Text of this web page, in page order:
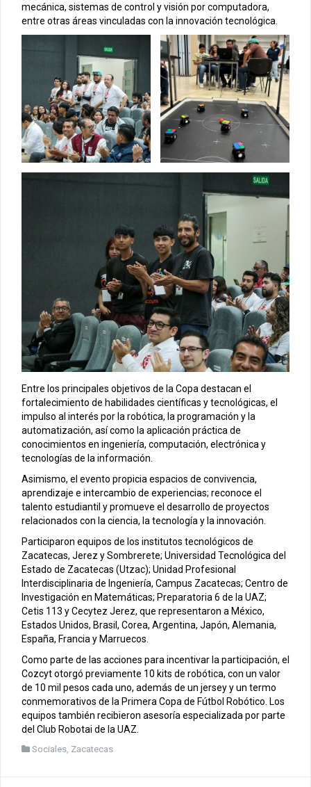
mecánica, sistemas de control y visión por computadora,
entre otras áreas vinculadas con la innovación tecnológica.
Entre los principales objetivos de la Copa destacan el
fortalecimiento de habilidades científicas y tecnológicas, el
impulso al interés por la robótica, la programación y la
automatización, así como la aplicación práctica de
conocimientos en ingeniería, computación, electrónica y
tecnologías de la información.
Asimismo, el evento propicia espacios de convivencia,
aprendizaje e intercambio de experiencias; reconoce el
talento estudiantil y promueve el desarrollo de proyectos
relacionados con la ciencia, la tecnología y la innovación.
Participaron equipos de los institutos tecnológicos de
Zacatecas, Jerez y Sombrerete; Universidad Tecnológica del
Estado de Zacatecas (Utzac); Unidad Profesional
Interdisciplinaria de Ingeniería, Campus Zacatecas; Centro de
Investigación en Matemáticas; Preparatoria 6 de la UAZ;
Cetis 113 y Cecytez Jerez, que representaron a México,
Estados Unidos, Brasil, Corea, Argentina, Japón, Alemania,
España, Francia y Marruecos.
Como parte de las acciones para incentivar la participación, el
Cozcyt otorgó previamente 10 kits de robótica, con un valor
de 10 mil pesos cada uno, además de un jersey y un termo
conmemorativos de la Primera Copa de Fútbol Robótico. Los
equipos también recibieron asesoría especializada por parte
del Club Robotai de la UAZ.
Sociales, Zacatecas